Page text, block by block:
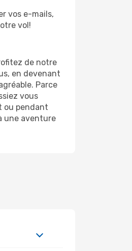
vos e-mails,
vol!
de notre
en devenant
Parce
vous
ou pendant
une aventure